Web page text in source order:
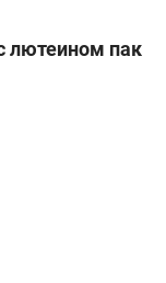
лютеином пак